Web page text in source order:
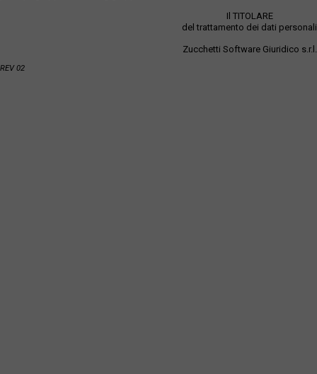
Il TITOLARE
del trattamento dei dati personali
Zucchetti Software Giuridico s.r.l.
REV 02